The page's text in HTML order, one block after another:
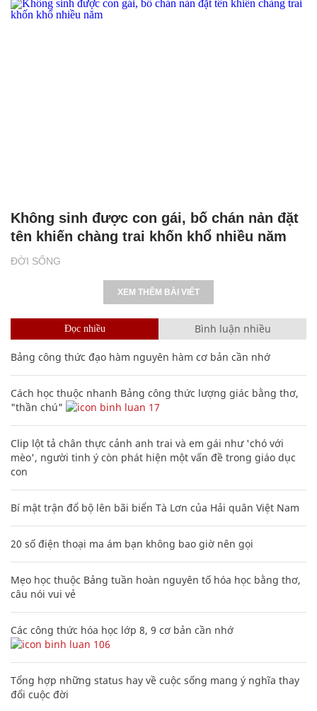
ĐỜI SỐNG
Không sinh được con gái, bố chán nản đặt
tên khiến chàng trai khốn khổ nhiều năm
XEM THÊM BÀI VIẾT
Đọc nhiều Bình luận nhiều
Bảng công thức đạo hàm nguyên hàm cơ bản cần nhớ
Cách học thuộc nhanh Bảng công thức lượng giác bằng thơ,
"thần chú"
17
Clip lột tả chân thực cảnh anh trai và em gái như 'chó với
mèo', người tinh ý còn phát hiện một vấn đề trong giáo dục
con
Bí mật trận đổ bộ lên bãi biển Tà Lơn của Hải quân Việt Nam
20 số điện thoại ma ám bạn không bao giờ nên gọi
Mẹo học thuộc Bảng tuần hoàn nguyên tố hóa học bằng thơ,
câu nói vui vẻ
Các công thức hóa học lớp 8, 9 cơ bản cần nhớ
106
Tổng hợp những status hay về cuộc sống mang ý nghĩa thay
đổi cuộc đời